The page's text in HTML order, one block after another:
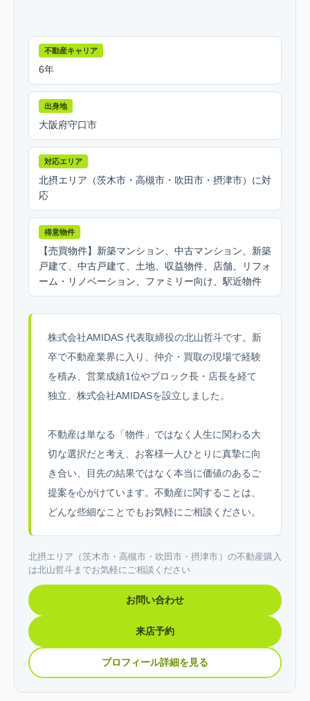
不動産キャリア
6年
出身地
大阪府守口市
対応エリア
北摂エリア（茨木市・高槻市・吹田市・摂津市）に対
応
得意物件
【売買物件】新築マンション、中古マンション、新築
戸建て、中古戸建て、土地、収益物件、店舗、リフォ
ーム・リノベーション、ファミリー向け、駅近物件
株式会社AMIDAS 代表取締役の北山哲斗です。新
卒で不動産業界に入り、仲介・買取の現場で経験
を積み、営業成績1位やブロック長・店長を経て
独立、株式会社AMIDASを設立しました。
不動産は単なる「物件」ではなく人生に関わる大
切な選択だと考え、お客様一人ひとりに真摯に向
き合い、目先の結果ではなく本当に価値のあるご
提案を心がけています。不動産に関することは、
どんな些細なことでもお気軽にご相談ください。
北摂エリア（茨木市・高槻市・吹田市・摂津市）の不動産購入
は北山哲斗までお気軽にご相談ください
お問い合わせ
来店予約
プロフィール詳細を見る